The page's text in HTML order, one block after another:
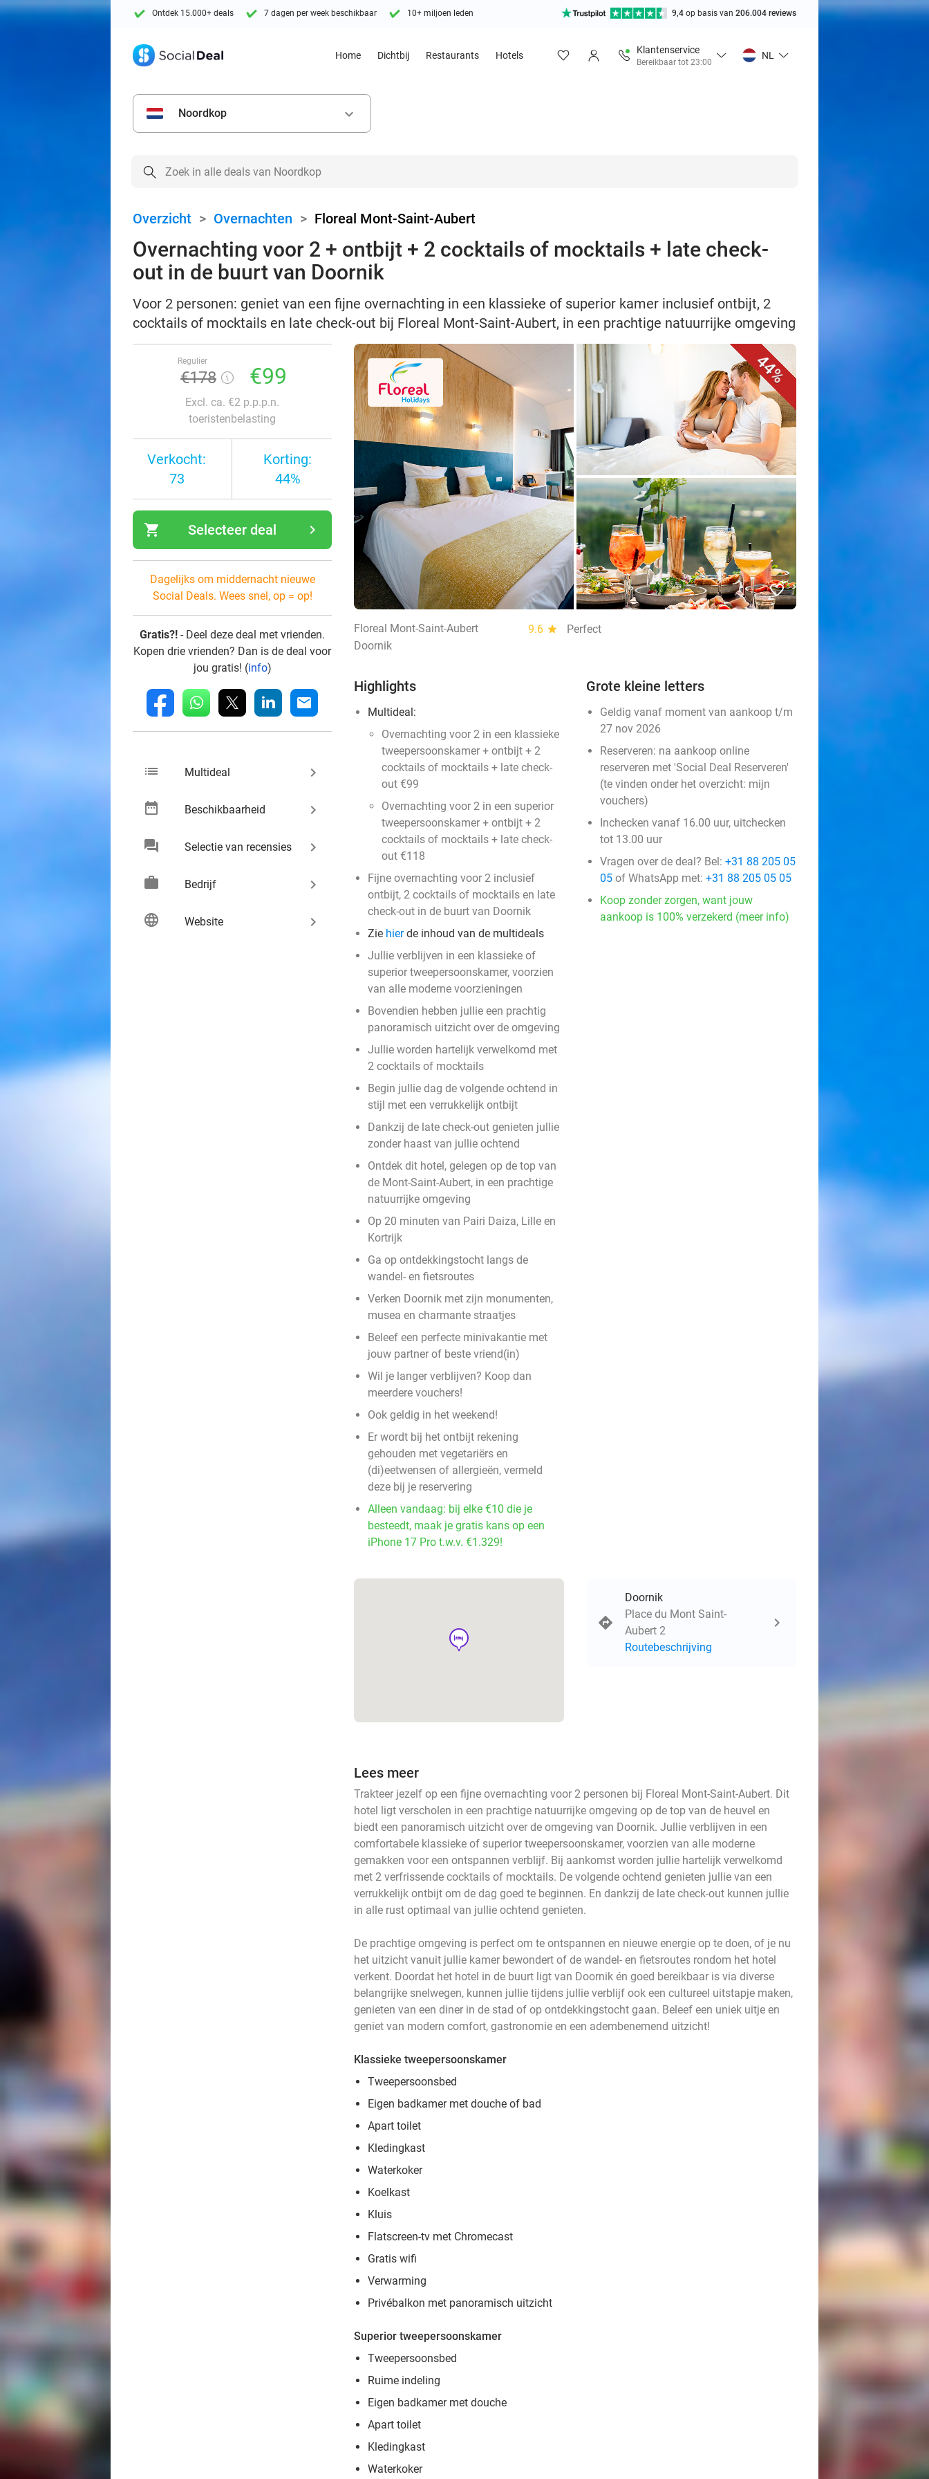
Ontdek 15.000+ deals 7 dagen per week beschikbaar 10+ miljoen leden 9,4 op basis van 206.004 reviews
Home Dichtbij Restaurants Hotels
Klantenservice
Bereikbaar tot 23:00
NL
Noordkop keyboard_arrow_down
Overzicht > Overnachten > Floreal Mont-Saint-Aubert
Overnachting voor 2 + ontbijt + 2 cocktails of mocktails + late check-
out in de buurt van Doornik
Voor 2 personen: geniet van een fijne overnachting in een klassieke of superior kamer inclusief ontbijt, 2
cocktails of mocktails en late check-out bij Floreal Mont-Saint-Aubert, in een prachtige natuurrijke omgeving
Regulier
€178 €99
Excl. ca. €2 p.p.p.n.
toeristenbelasting
Verkocht:
73
Korting:
44%
shopping_cart navigate_next
Selecteer deal
Dagelijks om middernacht nieuwe
Social Deals. Wees snel, op = op!
Gratis?! - Deel deze deal met vrienden.
Kopen drie vrienden? Dan is de deal voor
jou gratis! (info)
fb whatsapp linkedin mail
list Multideal keyboard_arrow_right
date_range Beschikbaarheid keyboard_arrow_right
chat Selectie van recensies keyboard_arrow_right
work Bedrijf keyboard_arrow_right
language Website keyboard_arrow_right
44%
favorite_border
Floreal Mont-Saint-Aubert 9.6 star
Perfect
Doornik
Highlights
Multideal:
Overnachting voor 2 in een klassieke
tweepersoonskamer + ontbijt + 2
cocktails of mocktails + late check-
out €99
Overnachting voor 2 in een superior
tweepersoonskamer + ontbijt + 2
cocktails of mocktails + late check-
out €118
Fijne overnachting voor 2 inclusief
ontbijt, 2 cocktails of mocktails en late
check-out in de buurt van Doornik
Zie hierde inhoud van de multideals
Jullie verblijven in een klassieke of
superior tweepersoonskamer, voorzien
van alle moderne voorzieningen
Bovendien hebben jullie een prachtig
panoramisch uitzicht over de omgeving
Jullie worden hartelijk verwelkomd met
2 cocktails of mocktails
Begin jullie dag de volgende ochtend in
stijl met een verrukkelijk ontbijt
Dankzij de late check-out genieten jullie
zonder haast van jullie ochtend
Ontdek dit hotel, gelegen op de top van
de Mont-Saint-Aubert, in een prachtige
natuurrijke omgeving
Op 20 minuten van Pairi Daiza, Lille en
Kortrijk
Ga op ontdekkingstocht langs de
wandel- en fietsroutes
Verken Doornik met zijn monumenten,
musea en charmante straatjes
Beleef een perfecte minivakantie met
jouw partner of beste vriend(in)
Wil je langer verblijven? Koop dan
meerdere vouchers!
Ook geldig in het weekend!
Er wordt bij het ontbijt rekening
gehouden met vegetariërs en
(di)eetwensen of allergieën, vermeld
deze bij je reservering
Alleen vandaag: bij elke €10 die je
besteedt, maak je gratis kans op een
iPhone 17 Pro t.w.v. €1.329!
Grote kleine letters
Geldig vanaf moment van aankoop t/m
27 nov 2026
Reserveren: na aankoop online
reserveren met 'Social Deal Reserveren'
(te vinden onder het overzicht: mijn
vouchers)
Inchecken vanaf 16.00 uur, uitchecken
tot 13.00 uur
Vragen over de deal? Bel: +31 88 205 05
05 of WhatsApp met: +31 88 205 05 05
Koop zonder zorgen, want jouw
aankoop is 100% verzekerd (meer info)
hotel
Doornik
Place du Mont Saint-
Aubert 2
Routebeschrijving
Lees meer
Trakteer jezelf op een fijne overnachting voor 2 personen bij Floreal Mont-Saint-Aubert. Dit
hotel ligt verscholen in een prachtige natuurrijke omgeving op de top van de heuvel en
biedt een panoramisch uitzicht over de omgeving van Doornik. Jullie verblijven in een
comfortabele klassieke of superior tweepersoonskamer, voorzien van alle moderne
gemakken voor een ontspannen verblijf. Bij aankomst worden jullie hartelijk verwelkomd
met 2 verfrissende cocktails of mocktails. De volgende ochtend genieten jullie van een
verrukkelijk ontbijt om de dag goed te beginnen. En dankzij de late check-out kunnen jullie
in alle rust optimaal van jullie ochtend genieten.
De prachtige omgeving is perfect om te ontspannen en nieuwe energie op te doen, of je nu
het uitzicht vanuit jullie kamer bewondert of de wandel- en fietsroutes rondom het hotel
verkent. Doordat het hotel in de buurt ligt van Doornik én goed bereikbaar is via diverse
belangrijke snelwegen, kunnen jullie tijdens jullie verblijf ook een cultureel uitstapje maken,
genieten van een diner in de stad of op ontdekkingstocht gaan. Beleef een uniek uitje en
geniet van modern comfort, gastronomie en een adembenemend uitzicht!
Klassieke tweepersoonskamer
Tweepersoonsbed
Eigen badkamer met douche of bad
Apart toilet
Kledingkast
Waterkoker
Koelkast
Kluis
Flatscreen-tv met Chromecast
Gratis wifi
Verwarming
Privébalkon met panoramisch uitzicht
Superior tweepersoonskamer
Tweepersoonsbed
Ruime indeling
Eigen badkamer met douche
Apart toilet
Kledingkast
Waterkoker